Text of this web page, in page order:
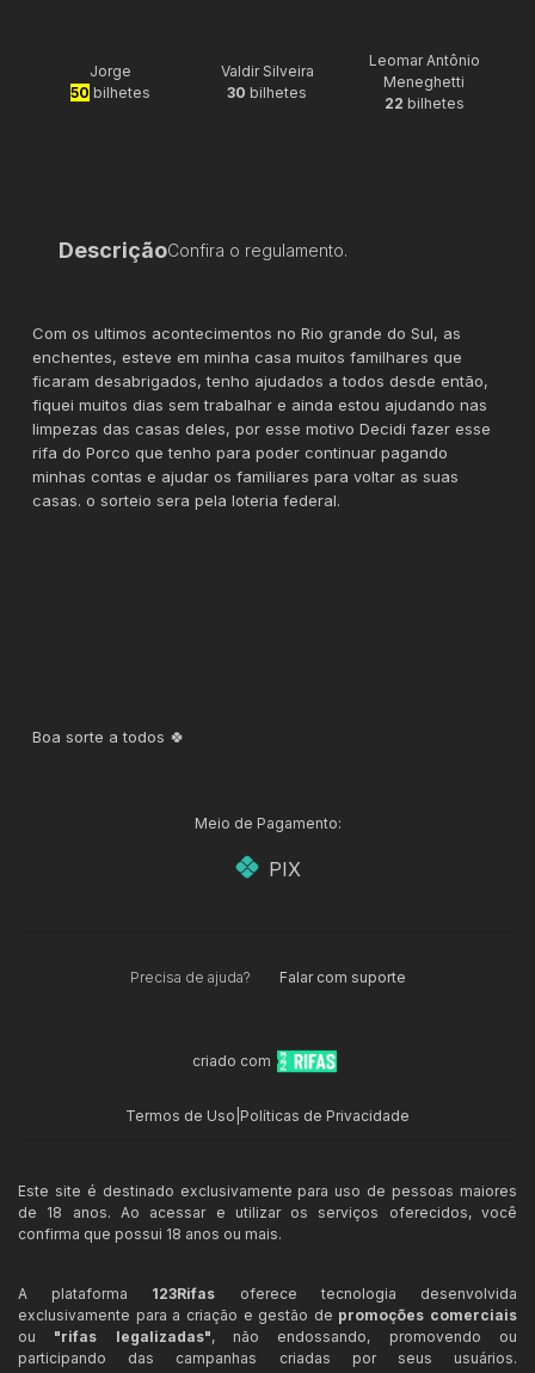
Jorge
50 bilhetes
Valdir Silveira
30 bilhetes
Leomar Antônio
Meneghetti
22 bilhetes
DescriçãoConfira o regulamento.
Com os ultimos acontecimentos no Rio grande do Sul, as
enchentes, esteve em minha casa muitos familhares que
ficaram desabrigados, tenho ajudados a todos desde então,
fiquei muitos dias sem trabalhar e ainda estou ajudando nas
limpezas das casas deles, por esse motivo Decidi fazer esse
rifa do Porco que tenho para poder continuar pagando
minhas contas e ajudar os familiares para voltar as suas
casas. o sorteio sera pela loteria federal.
Boa sorte a todos 🍀
Meio de Pagamento:
PIX
Precisa de ajuda? Falar com suporte
criado com
Termos de Uso Políticas de Privacidade
Este site é destinado exclusivamente para uso de pessoas maiores
de 18 anos. Ao acessar e utilizar os serviços oferecidos, você
confirma que possui 18 anos ou mais.
A plataforma 123Rifas oferece tecnologia desenvolvida
exclusivamente para a criação e gestão de promoções comerciais
ou "rifas legalizadas", não endossando, promovendo ou
participando das campanhas criadas por seus usuários.